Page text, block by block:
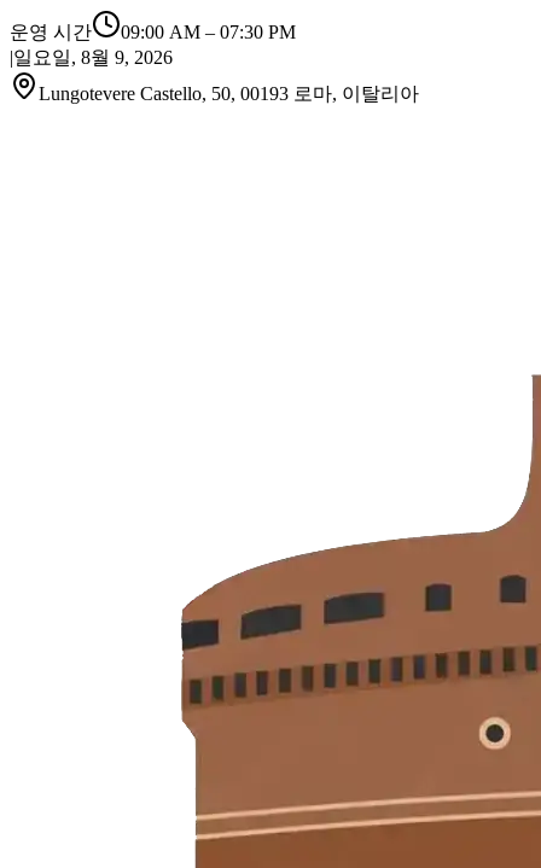
운영 시간 09:00 AM – 07:30 PM
|일요일, 8월 9, 2026
Lungotevere Castello, 50, 00193 로마, 이탈리아